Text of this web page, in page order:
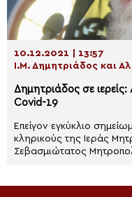
10.12.2021 | 13:57
Ι.Μ. Δημητριάδος και
Δημητριάδος σε
Covid-19
Επείγον εγκύκλιο
κληρικούς της Ιεράς
Σεβασμιώτατος